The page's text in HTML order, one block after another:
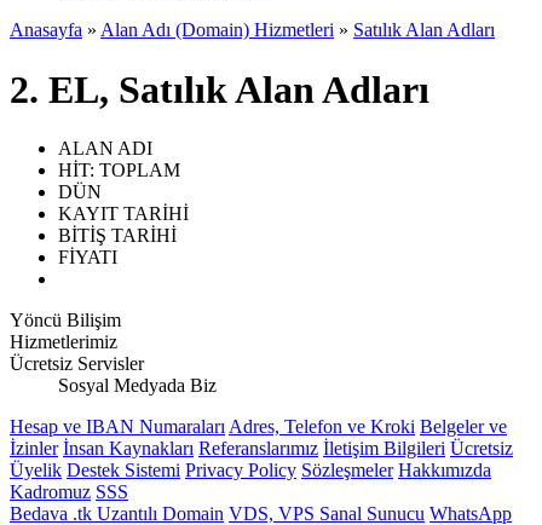
Anasayfa » Alan Adı (Domain) Hizmetleri » Satılık Alan Adları
2. EL, Satılık Alan Adları
ALAN ADI
HİT: TOPLAM
DÜN
KAYIT TARİHİ
BİTİŞ TARİHİ
FİYATI
Yöncü Bilişim
Hizmetlerimiz
Ücretsiz Servisler
Sosyal Medyada Biz
Hesap ve IBAN Numaraları Adres, Telefon ve Kroki Belgeler ve
İzinler İnsan Kaynakları Referanslarımız İletişim Bilgileri Ücretsiz
Üyelik Destek Sistemi Privacy Policy Sözleşmeler Hakkımızda
Kadromuz SSS
Bedava .tk Uzantılı Domain VDS, VPS Sanal Sunucu WhatsApp